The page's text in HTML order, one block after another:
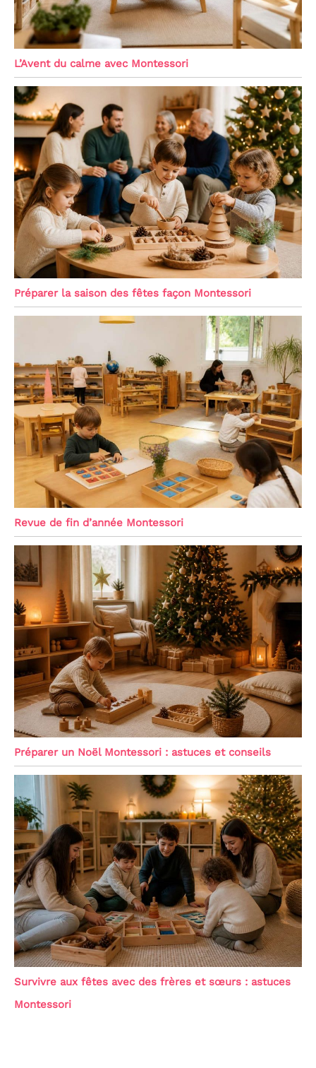
L’Avent du calme avec Montessori
Préparer la saison des fêtes façon Montessori
Revue de fin d’année Montessori
Préparer un Noël Montessori : astuces et conseils
Survivre aux fêtes avec des frères et sœurs : astuces
Montessori